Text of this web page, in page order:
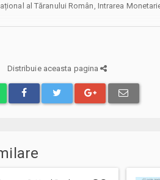
al Tăranului Român, Intrarea
de dvs., respectiv: taxe de
livrare (in cazul in care veti solicita livrarea
de pe site-ul nostru Bilete.ro,
si acces la eveniment, precum si
Distribuie aceasta pagina